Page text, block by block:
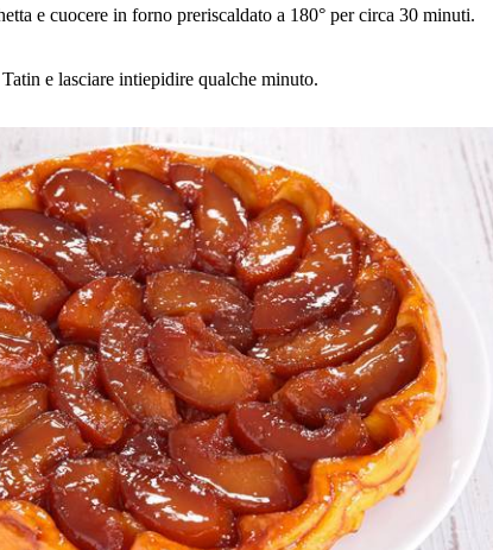
e cuocere in forno preriscaldato a 180° per circa 30 minuti.
e lasciare intiepidire qualche minuto.